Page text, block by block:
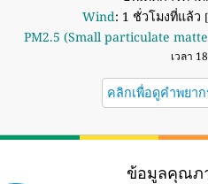
Wind: 1 ชั่วโมงที่แล้ว
PM2.5 (Small particulate
เวลา
คลิกเพื่อดูคำพยา
ข้อมูลคุณภ